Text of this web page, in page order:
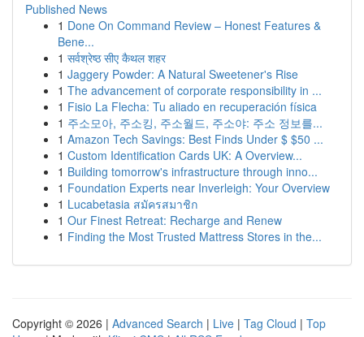
Published News
1 Done On Command Review – Honest Features &
Bene...
1 सर्वश्रेष्ठ सीए कैथल शहर
1 Jaggery Powder: A Natural Sweetener's Rise
1 The advancement of corporate responsibility in ...
1 Fisio La Flecha: Tu aliado en recuperación física
1 주소모아, 주소킹, 주소월드, 주소야: 주소 정보를...
1 Amazon Tech Savings: Best Finds Under $ $50 ...
1 Custom Identification Cards UK: A Overview...
1 Building tomorrow's infrastructure through inno...
1 Foundation Experts near Inverleigh: Your Overview
1 Lucabetasia สมัครสมาชิก
1 Our Finest Retreat: Recharge and Renew
1 Finding the Most Trusted Mattress Stores in the...
Copyright © 2026 | Advanced Search | Live | Tag Cloud | Top